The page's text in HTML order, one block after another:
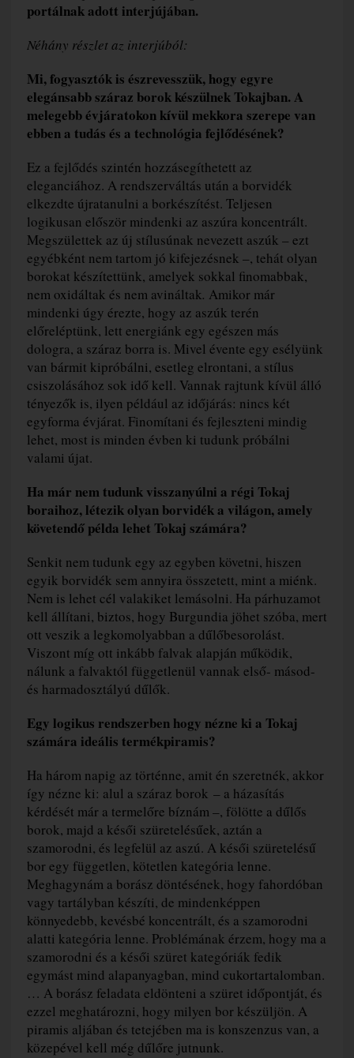
portálnak adott interjújában.
Néhány részlet az interjúból:
Mi, fogyasztók is észrevesszük, hogy egyre
elegánsabb száraz borok készülnek Tokajban. A
melegebb évjáratokon kívül mekkora szerepe van
ebben a tudás és a technológia fejlődésének?
Ez a fejlődés szintén hozzásegíthetett az
eleganciához. A rendszerváltás után a borvidék
elkezdte újratanulni a borkészítést. Teljesen
logikusan először mindenki az aszúra koncentrált.
Megszülettek az új stílusúnak nevezett aszúk – ezt
egyébként nem tartom jó kifejezésnek –, tehát olyan
borokat készítettünk, amelyek sokkal finomabbak,
nem oxidáltak és nem avináltak. Amikor már
mindenki úgy érezte, hogy az aszúk terén
előreléptünk, lett energiánk egy egészen más
dologra, a száraz borra is. Mivel évente egy esélyünk
van bármit kipróbálni, esetleg elrontani, a stílus
csiszolásához sok idő kell. Vannak rajtunk kívül álló
tényezők is, ilyen például az időjárás: nincs két
egyforma évjárat. Finomítani és fejleszteni mindig
lehet, most is minden évben ki tudunk próbálni
valami újat.
Ha már nem tudunk visszanyúlni a régi Tokaj
boraihoz, létezik olyan borvidék a világon, amely
követendő példa lehet Tokaj számára?
Senkit nem tudunk egy az egyben követni, hiszen
egyik borvidék sem annyira összetett, mint a miénk.
Nem is lehet cél valakiket lemásolni. Ha párhuzamot
kell állítani, biztos, hogy Burgundia jöhet szóba, mert
ott veszik a legkomolyabban a dűlőbesorolást.
Viszont míg ott inkább falvak alapján működik,
nálunk a falvaktól függetlenül vannak első- másod-
és harmadosztályú dűlők.
Egy logikus rendszerben hogy nézne ki a Tokaj
számára ideális termékpiramis?
Ha három napig az történne, amit én szeretnék, akkor
így nézne ki: alul a száraz borok – a házasítás
kérdését már a termelőre bíznám –, fölötte a dűlős
borok, majd a késői szüretelésűek, aztán a
szamorodni, és legfelül az aszú. A késői szüretelésű
bor egy független, kötetlen kategória lenne.
Meghagynám a borász döntésének, hogy fahordóban
vagy tartályban készíti, de mindenképpen
könnyedebb, kevésbé koncentrált, és a szamorodni
alatti kategória lenne. Problémának érzem, hogy ma a
szamorodni és a késői szüret kategóriák fedik
egymást mind alapanyagban, mind cukortartalomban.
… A borász feladata eldönteni a szüret időpontját, és
ezzel meghatározni, hogy milyen bor készüljön. A
piramis aljában és tetejében ma is konszenzus van, a
közepével kell még dűlőre jutnunk.